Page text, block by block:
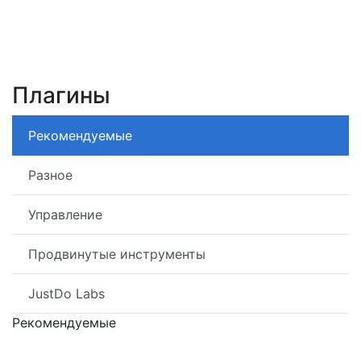
Плагины
Рекомендуемые
Разное
Управление
Продвинутые инструменты
JustDo Labs
Рекомендуемые